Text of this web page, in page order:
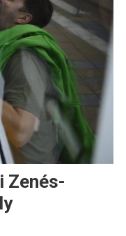
Zenés-